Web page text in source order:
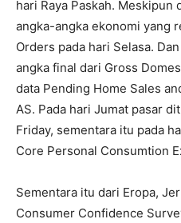
hari Raya Paskah. Meskipun
angka-angka ekonomi yang
Orders pada hari Selasa.
angka final dari Gross
data Pending Home Sales
AS. Pada hari Jumat pasar
Friday, sementara itu pada
Core Personal Consumtion
Sementara itu dari Eropa,
Consumer Confidence